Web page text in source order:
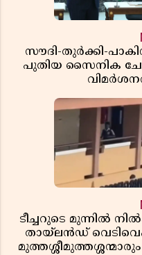
സൗദി-തുർക്കി-
പുതിയ സൈനിക
ടീച്ചറുടെ മുന്നിൽ
തായ്‌ലൻഡ്